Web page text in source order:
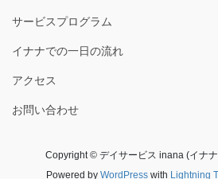
サービスプログラム
イナナでの一日の流れ
アクセス
お問い合わせ
Copyright © デイサービス inana (イナ
Powered by WordPresswith Lightning